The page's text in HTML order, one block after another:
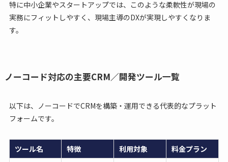
特に中小企業やスタートアップでは、このような柔軟性が現場の
実務にフィットしやすく、現場主導のDXが実現しやすくなりま
す。
ノーコード対応の主要CRM／開発ツール一覧
以下は、ノーコードでCRMを構築・運用できる代表的なプラット
フォームです。
ツール名 特徴 利用対象
料金プラン